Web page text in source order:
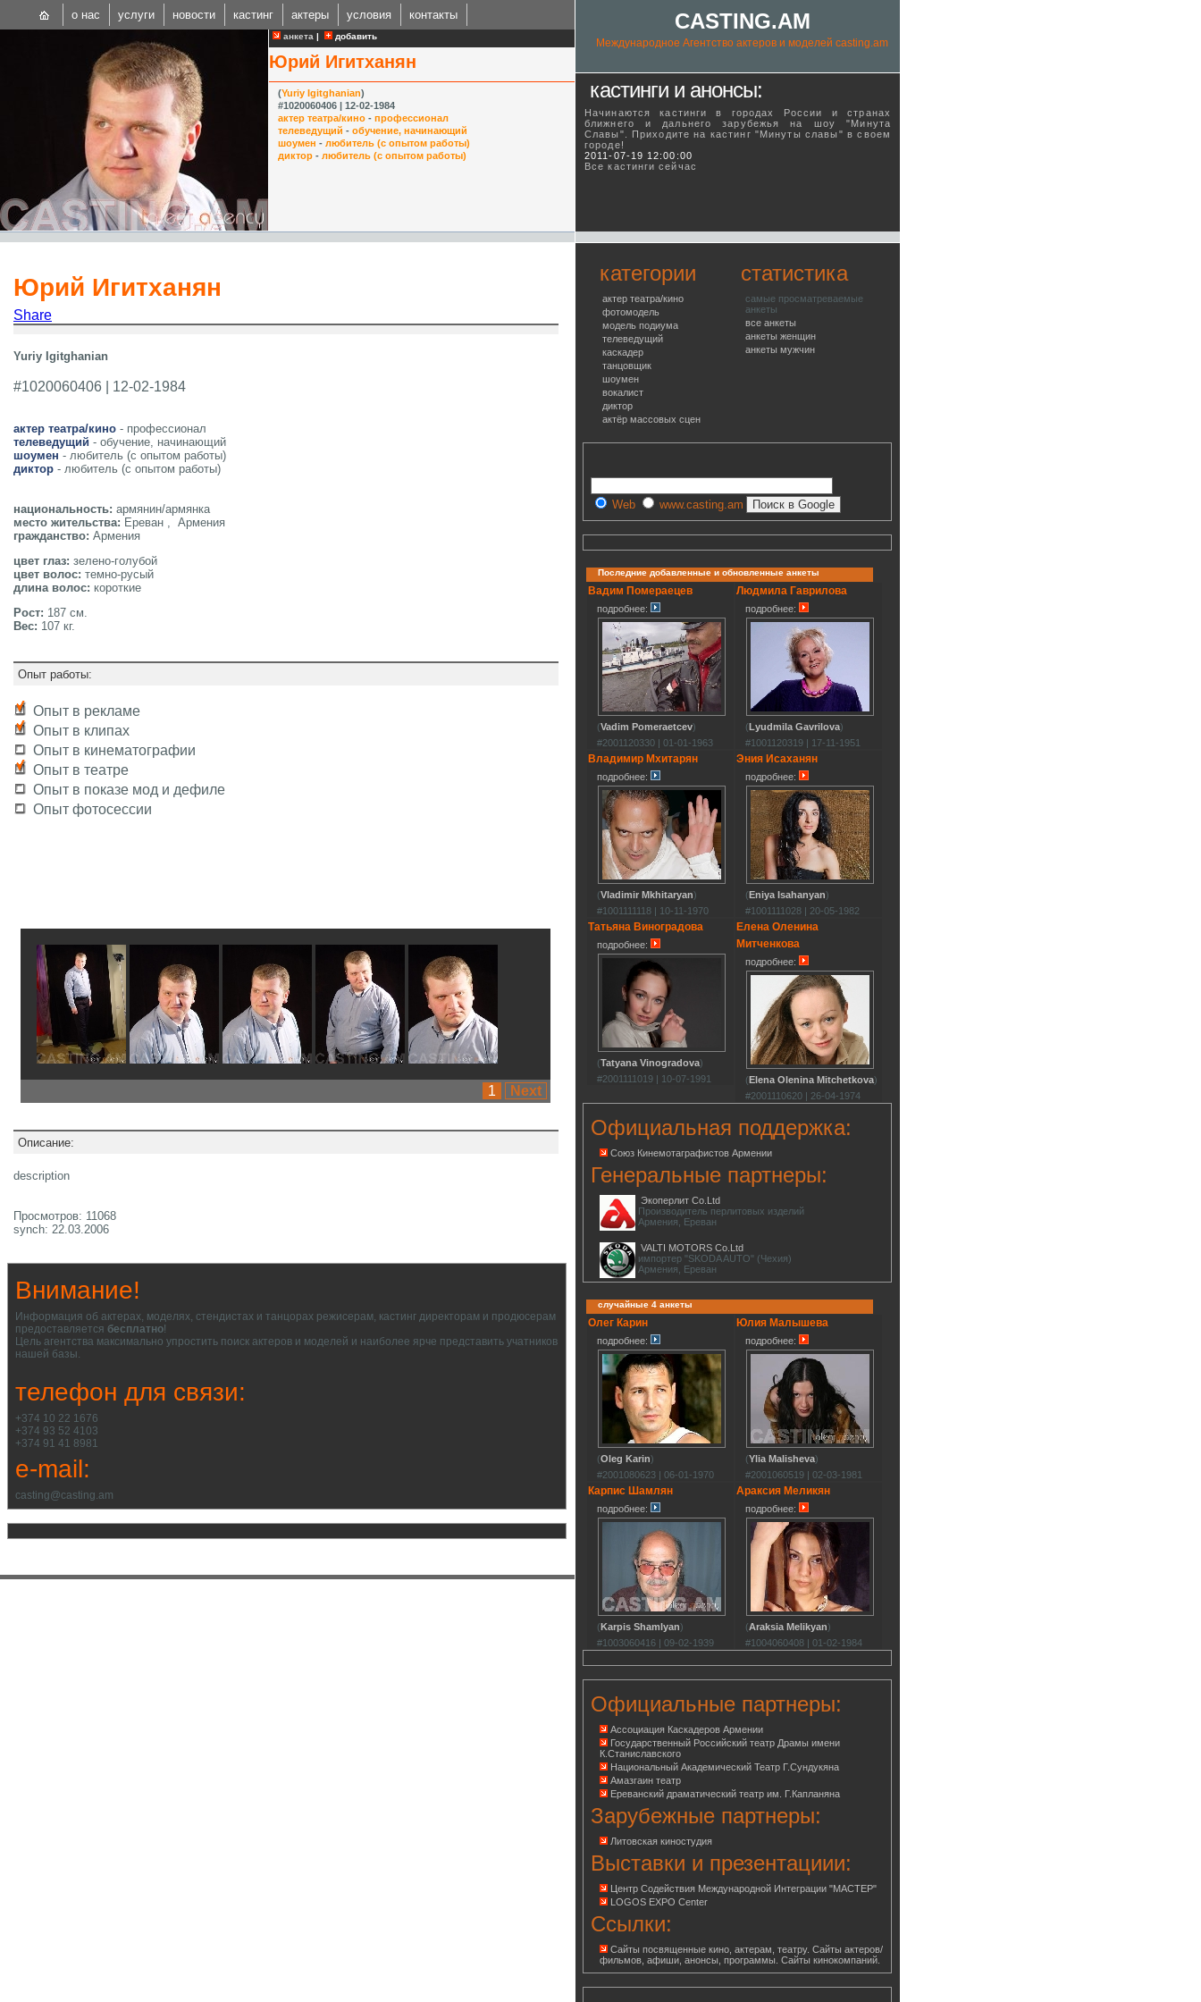
CASTING.AM
анкета | добавить
Юрий Игитханян
(Yuriy Igitghanian)
#1020060406 | 12-02-1984
актер театра/кино - профессионал
телеведущий - обучение, начинающий
шоумен - любитель (с опытом работы)
диктор - любитель (с опытом работы)
Юрий Игитханян
Share
Yuriy Igitghanian
#1020060406 | 12-02-1984
актер театра/кино - профессионал
телеведущий - обучение, начинающий
шоумен - любитель (с опытом работы)
диктор - любитель (с опытом работы)
национальность: армянин/армянка
место жительства: Ереван , Армения
гражданство: Армения
цвет глаз: зелено-голубой
цвет волос: темно-русый
длина волос: короткие
Рост: 187 см.
Вес: 107 кг.
Опыт работы:
Опыт в рекламе
Опыт в клипах
Опыт в кинематографии
Опыт в театре
Опыт в показе мод и дефиле
Опыт фотосессии
1 Next
Описание:
description
Просмотров: 11068
synch: 22.03.2006
Внимание!
Информация об актерах, моделях, стендистах и танцорах режисерам, кастинг директорам и продюсерам
предоставляется бесплатно!
Цель агентства максимально упростить поиск актеров и моделей и наиболее ярче представить учатников
нашей базы.
телефон для связи:
+374 10 22 1676
+374 93 52 4103
+374 91 41 8981
e-mail:
casting@casting.am
о нас услуги новости кастинг актеры условия контакты CASTING.AM
Международное Агентство актеров и моделей casting.am
кастинги и анонсы:
Начинаются кастинги в городах России и странах
ближнего и дальнего зарубежья на шоу "Минута
Славы". Приходите на кастинг "Минуты славы" в своeм
городе!
2011-07-19 12:00:00
Все кастинги сейчас
категории
актер театра/кино
фотомодель
модель подиума
телеведущий
каскадер
танцовщик
шоумен
вокалист
диктор
актёр массовых сцен
статистика
самые просматреваемые
анкеты
все анкеты
анкеты женщин
анкеты мужчин
Web www.casting.am
Последние добавленные и обновленные анкеты
Вадим Помераецев
подробнее:
(Vadim Pomeraetcev)
#2001120330 | 01-01-1963
Людмила Гаврилова
подробнее:
(Lyudmila Gavrilova)
#1001120319 | 17-11-1951
Владимир Мхитарян
подробнее:
(Vladimir Mkhitaryan)
#1001111118 | 10-11-1970
Эния Исаханян
подробнее:
(Eniya Isahanyan)
#1001111028 | 20-05-1982
Татьяна Виноградова
подробнее:
(Tatyana Vinogradova)
#2001111019 | 10-07-1991
Елена Оленина
Митченкова
подробнее:
(Elena Olenina Mitchetkova)
#2001110620 | 26-04-1974
Официальная поддержка:
Союз Кинемотаграфистов Армении
Генеральные партнеры:
Экоперлит Co.Ltd
Производитель перлитовых изделий
Армения, Ереван
VALTI MOTORS Co.Ltd
импортер "SKODA AUTO" (Чехия)
Армения, Ереван
случайные 4 анкеты
Олег Карин
подробнее:
(Oleg Karin)
#2001080623 | 06-01-1970
Юлия Малышева
подробнее:
(Ylia Malisheva)
#2001060519 | 02-03-1981
Карпис Шамлян
подробнее:
(Karpis Shamlyan)
#1003060416 | 09-02-1939
Араксия Меликян
подробнее:
(Araksia Melikyan)
#1004060408 | 01-02-1984
Официальные партнеры:
Ассоциация Каскадеров Армении
Государственный Российский театр Драмы имени
К.Станиславского
Национальный Академический Театр Г.Сундукяна
Амазгаин театр
Ереванский драматический театр им. Г.Капланяна
Зарубежные партнеры:
Литовская киностудия
Выставки и презентациии:
Центр Содействия Международной Интеграции "МАСТЕР"
LOGOS EXPO Center
Ссылки:
Сайты посвященные кино, актерам, театру. Сайты актеров/
фильмов, афиши, анонсы, программы. Сайты кинокомпаний.